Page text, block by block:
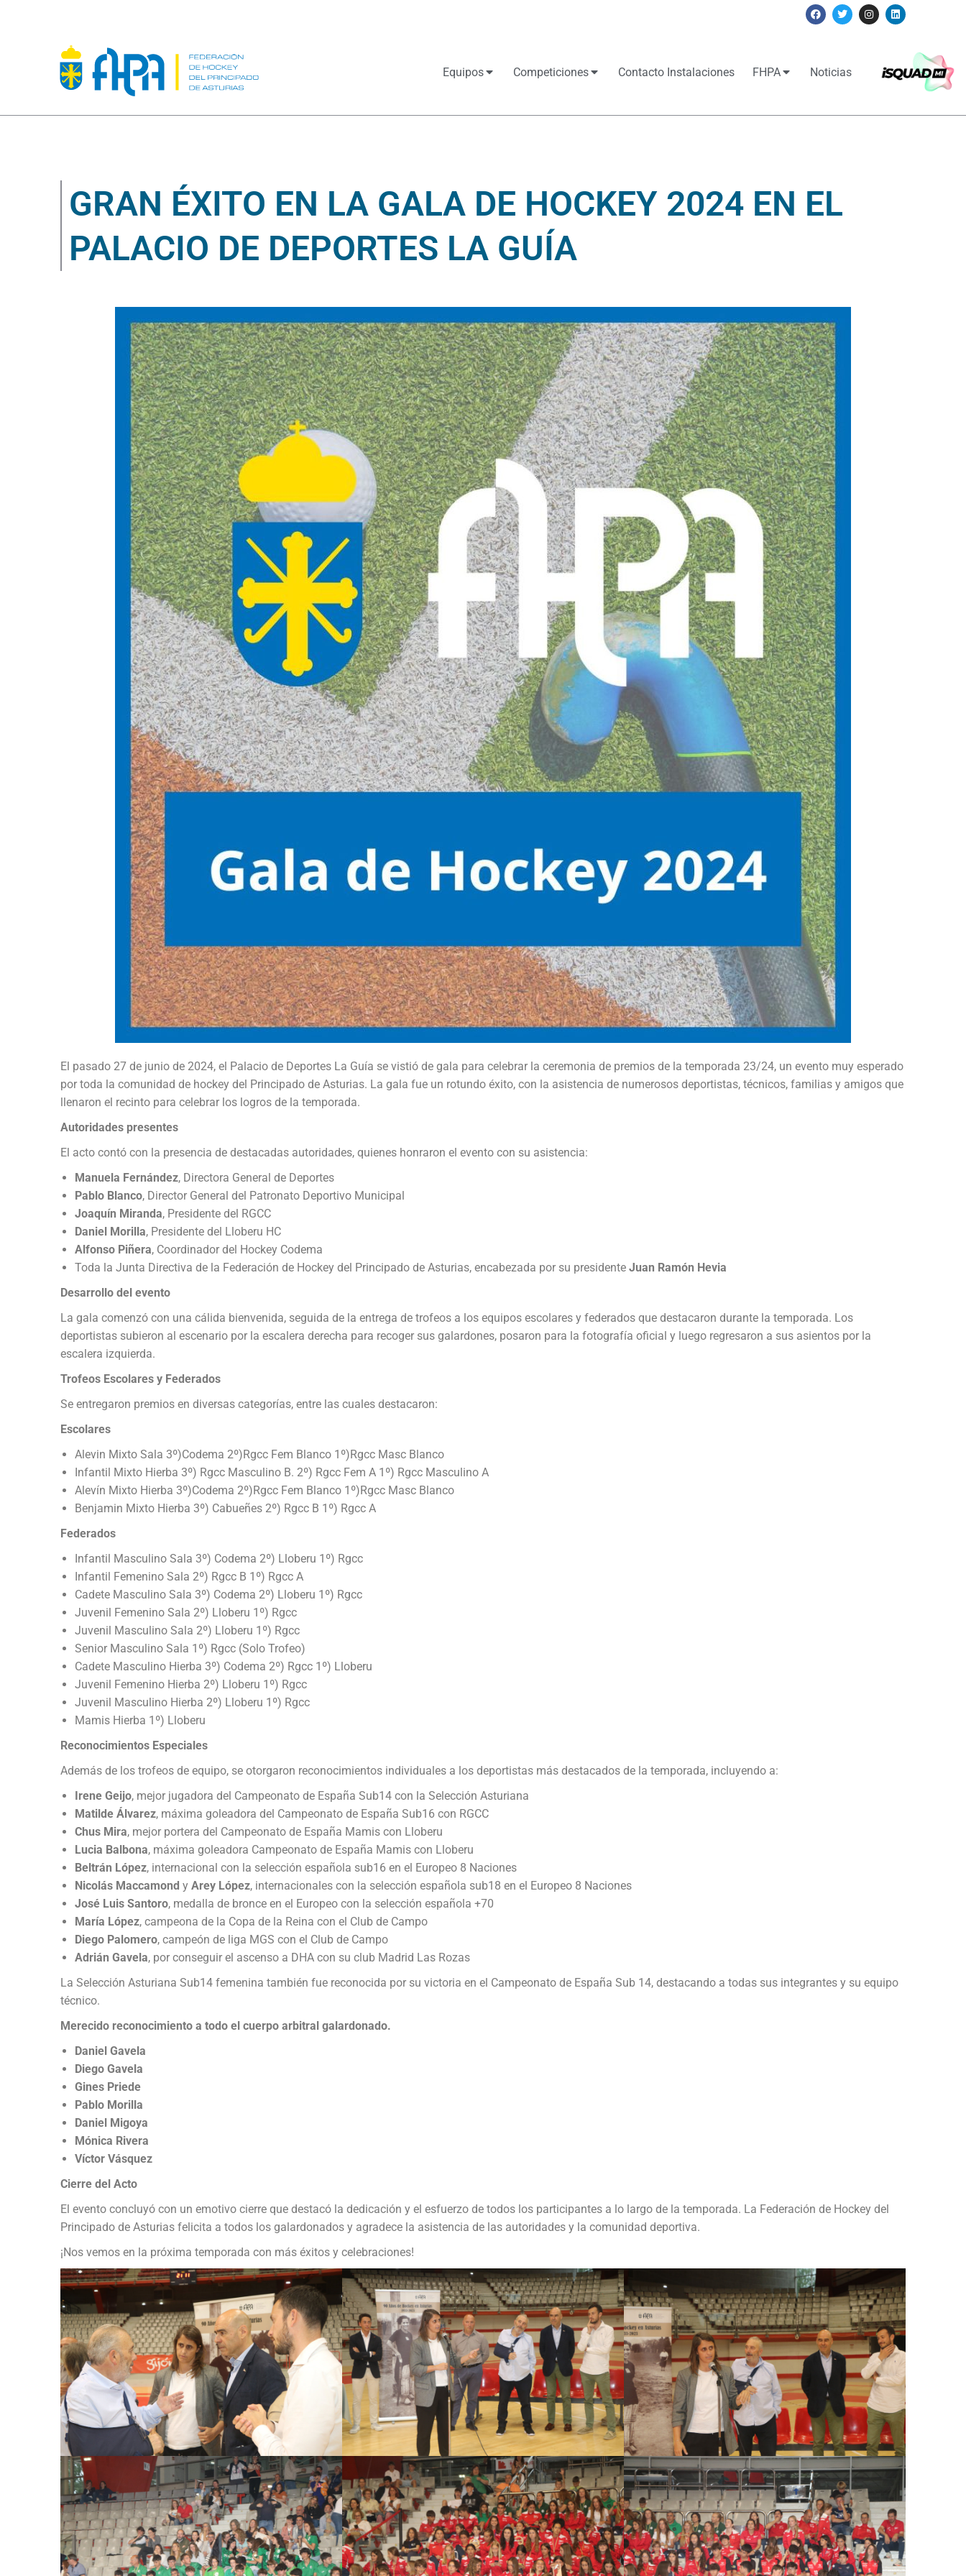
Equipos Competiciones Contacto Instalaciones FHPA Noticias
GRAN ÉXITO EN LA GALA DE HOCKEY 2024 EN EL
PALACIO DE DEPORTES LA GUÍA
El pasado 27 de junio de 2024, el Palacio de Deportes La Guía se vistió de gala para celebrar la ceremonia de premios de la temporada 23/24, un evento muy esperado
por toda la comunidad de hockey del Principado de Asturias. La gala fue un rotundo éxito, con la asistencia de numerosos deportistas, técnicos, familias y amigos que
llenaron el recinto para celebrar los logros de la temporada.
Autoridades presentes
El acto contó con la presencia de destacadas autoridades, quienes honraron el evento con su asistencia:
Manuela Fernández, Directora General de Deportes
Pablo Blanco, Director General del Patronato Deportivo Municipal
Joaquín Miranda, Presidente del RGCC
Daniel Morilla, Presidente del Lloberu HC
Alfonso Piñera, Coordinador del Hockey Codema
Toda la Junta Directiva de la Federación de Hockey del Principado de Asturias, encabezada por su presidente Juan Ramón Hevia
Desarrollo del evento
La gala comenzó con una cálida bienvenida, seguida de la entrega de trofeos a los equipos escolares y federados que destacaron durante la temporada. Los
deportistas subieron al escenario por la escalera derecha para recoger sus galardones, posaron para la fotografía oficial y luego regresaron a sus asientos por la
escalera izquierda.
Trofeos Escolares y Federados
Se entregaron premios en diversas categorías, entre las cuales destacaron:
Escolares
Alevin Mixto Sala 3º)Codema 2º)Rgcc Fem Blanco 1º)Rgcc Masc Blanco
Infantil Mixto Hierba 3º) Rgcc Masculino B. 2º) Rgcc Fem A 1º) Rgcc Masculino A
Alevín Mixto Hierba 3º)Codema 2º)Rgcc Fem Blanco 1º)Rgcc Masc Blanco
Benjamin Mixto Hierba 3º) Cabueñes 2º) Rgcc B 1º) Rgcc A
Federados
Infantil Masculino Sala 3º) Codema 2º) Lloberu 1º) Rgcc
Infantil Femenino Sala 2º) Rgcc B 1º) Rgcc A
Cadete Masculino Sala 3º) Codema 2º) Lloberu 1º) Rgcc
Juvenil Femenino Sala 2º) Lloberu 1º) Rgcc
Juvenil Masculino Sala 2º) Lloberu 1º) Rgcc
Senior Masculino Sala 1º) Rgcc (Solo Trofeo)
Cadete Masculino Hierba 3º) Codema 2º) Rgcc 1º) Lloberu
Juvenil Femenino Hierba 2º) Lloberu 1º) Rgcc
Juvenil Masculino Hierba 2º) Lloberu 1º) Rgcc
Mamis Hierba 1º) Lloberu
Reconocimientos Especiales
Además de los trofeos de equipo, se otorgaron reconocimientos individuales a los deportistas más destacados de la temporada, incluyendo a:
Irene Geijo, mejor jugadora del Campeonato de España Sub14 con la Selección Asturiana
Matilde Álvarez, máxima goleadora del Campeonato de España Sub16 con RGCC
Chus Mira, mejor portera del Campeonato de España Mamis con Lloberu
Lucia Balbona, máxima goleadora Campeonato de España Mamis con Lloberu
Beltrán López, internacional con la selección española sub16 en el Europeo 8 Naciones
Nicolás Maccamond y Arey López, internacionales con la selección española sub18 en el Europeo 8 Naciones
José Luis Santoro, medalla de bronce en el Europeo con la selección española +70
María López, campeona de la Copa de la Reina con el Club de Campo
Diego Palomero, campeón de liga MGS con el Club de Campo
Adrián Gavela, por conseguir el ascenso a DHA con su club Madrid Las Rozas
La Selección Asturiana Sub14 femenina también fue reconocida por su victoria en el Campeonato de España Sub 14, destacando a todas sus integrantes y su equipo
técnico.
Merecido reconocimiento a todo el cuerpo arbitral galardonado.
Daniel Gavela
Diego Gavela
Gines Priede
Pablo Morilla
Daniel Migoya
Mónica Rivera
Víctor Vásquez
Cierre del Acto
El evento concluyó con un emotivo cierre que destacó la dedicación y el esfuerzo de todos los participantes a lo largo de la temporada. La Federación de Hockey del
Principado de Asturias felicita a todos los galardonados y agradece la asistencia de las autoridades y la comunidad deportiva.
¡Nos vemos en la próxima temporada con más éxitos y celebraciones!